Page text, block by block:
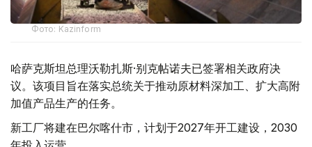
Фото: Kazinform
哈萨克斯坦总理沃勒扎斯·别克帖诺夫已签署相关政府决
议。该项目旨在落实总统关于推动原材料深加工、扩大高附
加值产品生产的任务。
新工厂将建在巴尔喀什市，计划于2027年开工建设，2030